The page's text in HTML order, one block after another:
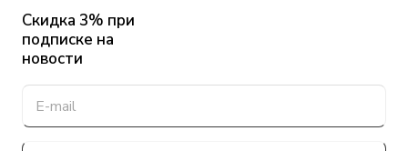
Скидка 3% при
подписке на
новости